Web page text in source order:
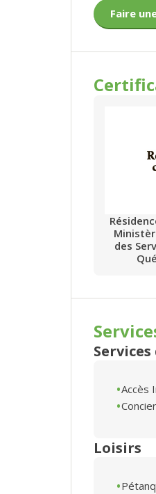
Faire
des
Accès
Loisirs